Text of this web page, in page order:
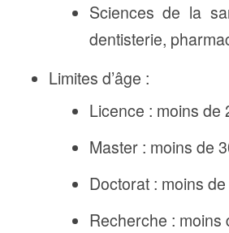
Sciences de la
dentisterie,
Limites d’âge :
Licence : moins de
Master : moins de
Doctorat : moins
Recherche : moins